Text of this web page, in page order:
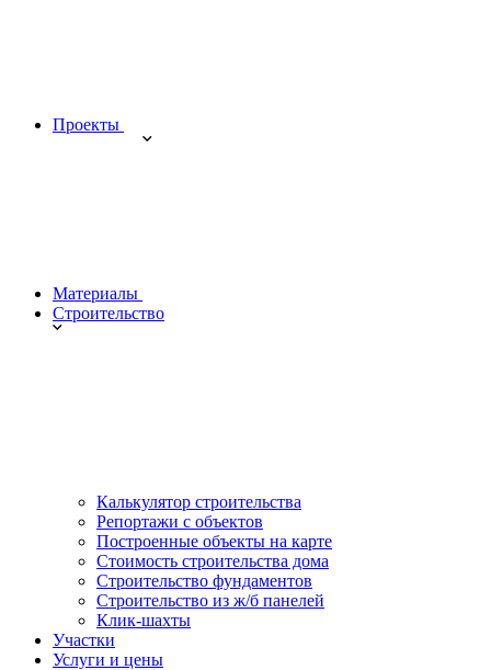
Проекты
Материалы
Строительство
Калькулятор строительства
Репортажи с объектов
Построенные объекты на карте
Стоимость строительства дома
Строительство фундаментов
Строительство из ж/б панелей
Клик-шахты
Участки
Услуги и цены